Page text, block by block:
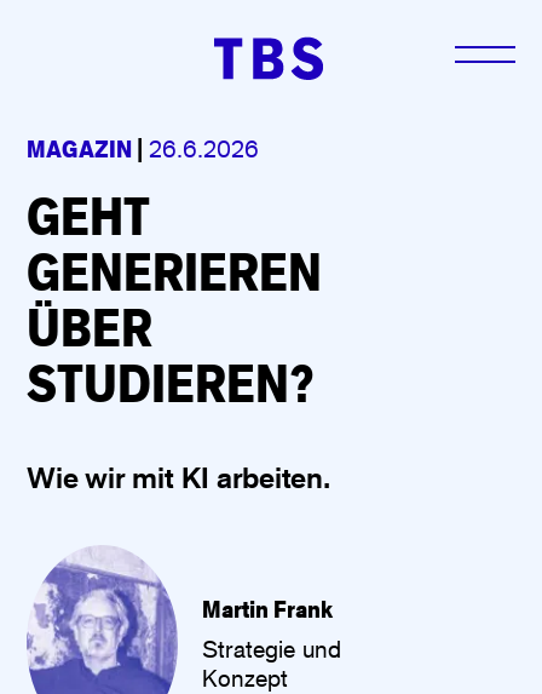
MAGAZIN | 26.6.2026
GEHT
GENERIEREN
ÜBER
STUDIEREN?
Wie wir mit KI arbeiten.
Martin Frank
Strategie und
Konzept